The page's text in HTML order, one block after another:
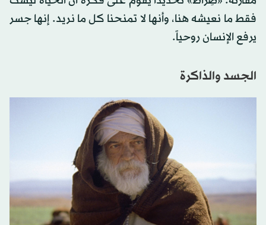
فقط ما نعيشه هنا، وأنها لا تمنحنا كل ما نريد. إنها جسر
يرفع الإنسان روحياً.
الجسد والذاكرة